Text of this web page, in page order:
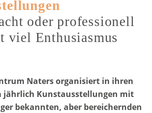
oder professionell
viel Enthusiasmus
Naters organisiert in ihren
jährlich Kunstausstellungen mit
bekannten, aber bereichernden